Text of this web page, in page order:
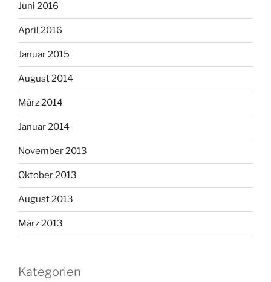
Juni 2016
April 2016
Januar 2015
August 2014
März 2014
Januar 2014
November 2013
Oktober 2013
August 2013
März 2013
Kategorien